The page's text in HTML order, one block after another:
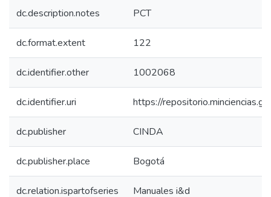
dc.description.notes PCT
dc.format.extent 122
dc.identifier.other 1002068
dc.identifier.uri https://
dc.publisher CINDA
dc.publisher.place Bogotá
dc.relation.ispartofseries Manuales i&d